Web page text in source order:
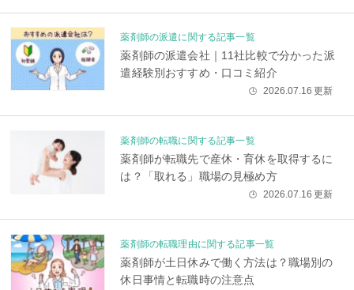
薬剤師の派遣に関する記事一覧
薬剤師の派遣会社｜11社比較で分かった派
遣経験別おすすめ・口コミ紹介
🕒 2026.07.16 更新
薬剤師の転職に関する記事一覧
薬剤師が転職先で産休・育休を取得するに
は？「取れる」職場の見極め方
🕒 2026.07.16 更新
薬剤師の転職理由に関する記事一覧
薬剤師が土日休みで働く方法は？職場別の
休日事情と転職時の注意点